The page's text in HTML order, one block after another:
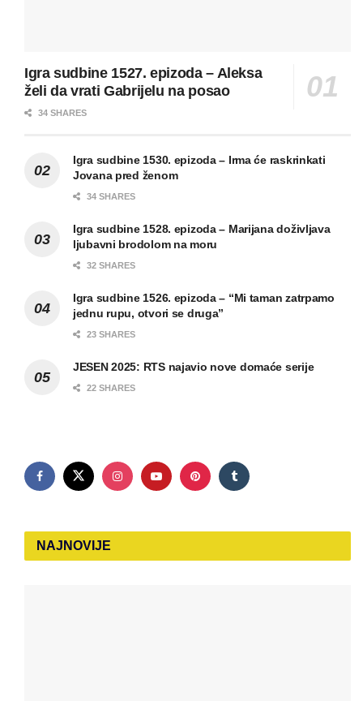
Igra sudbine 1527. epizoda – Aleksa
želi da vrati Gabrijelu na posao
34 SHARES
Igra sudbine 1530. epizoda – Irma će raskrinkati
Jovana pred ženom
34 SHARES
Igra sudbine 1528. epizoda – Marijana doživljava
ljubavni brodolom na moru
32 SHARES
Igra sudbine 1526. epizoda – “Mi taman zatrpamo
jednu rupu, otvori se druga”
23 SHARES
JESEN 2025: RTS najavio nove domaće serije
22 SHARES
NAJNOVIJE